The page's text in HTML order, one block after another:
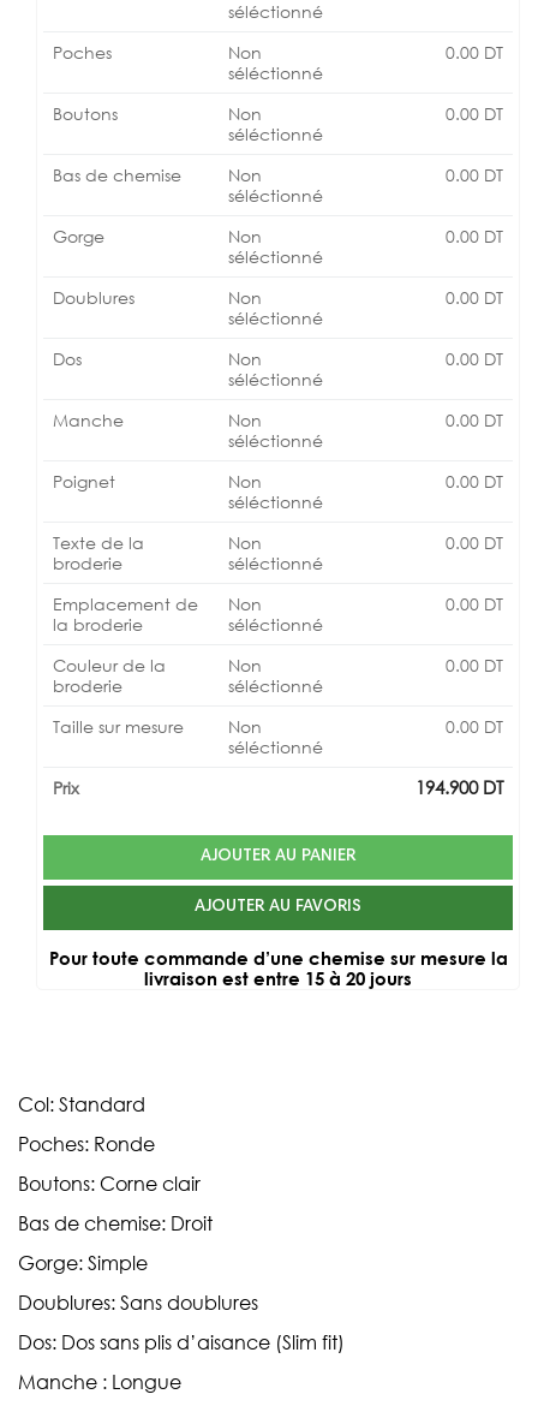
séléctionné
Poches
Non
séléctionné
0.00 DT
Boutons
Non
séléctionné
0.00 DT
Bas de chemise
Non
séléctionné
0.00 DT
Gorge
Non
séléctionné
0.00 DT
Doublures
Non
séléctionné
0.00 DT
Dos
Non
séléctionné
0.00 DT
Manche
Non
séléctionné
0.00 DT
Poignet
Non
séléctionné
0.00 DT
Texte de la
broderie
Non
séléctionné
0.00 DT
Emplacement de
la broderie
Non
séléctionné
0.00 DT
Couleur de la
broderie
Non
séléctionné
0.00 DT
Taille sur mesure
Non
séléctionné
0.00 DT
Prix 194.900DT
AJOUTER AU PANIER
AJOUTER AU FAVORIS
Pour toute commande d’une chemise sur mesure la
livraison est entre 15 à 20 jours
Col: Standard
Poches: Ronde
Boutons: Corne clair
Bas de chemise: Droit
Gorge: Simple
Doublures: Sans doublures
Dos: Dos sans plis d’aisance (Slim fit)
Manche : Longue